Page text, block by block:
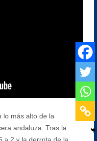
lo más alto de la
andaluza. Tras la
a 2 y la derrota de la